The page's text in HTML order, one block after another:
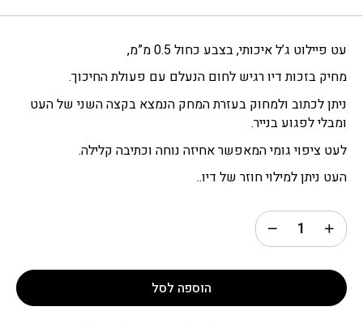
עט פיילוט ג’ל איכותי, בצבע כחול 0.5 מ”מ,
מחיק בזכות דיו רגיש לחום הנעלם עם פעולת החיכוך.
ניתן לכתוב ולמחוק בעזרת המחק הנמצא בקצה השני של העט
ומבלי לפגוע בנייר.
לעט ציפוי גומי המאפשר אחיזה נוחה וכתיבה קלילה.
העט ניתן למילוי חוזר של דיו..
הוספה לסל